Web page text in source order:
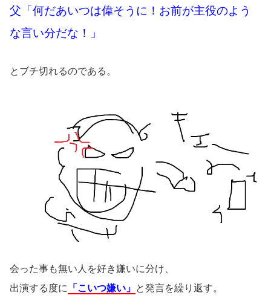
父「何だあいつは偉そうに！お前が主役のよう
な言い分だな！」
とブチ切れるのである。
会った事も無い人を好き嫌いに分け、
出演する度に
「こいつ嫌い」 と発言を繰り返す。